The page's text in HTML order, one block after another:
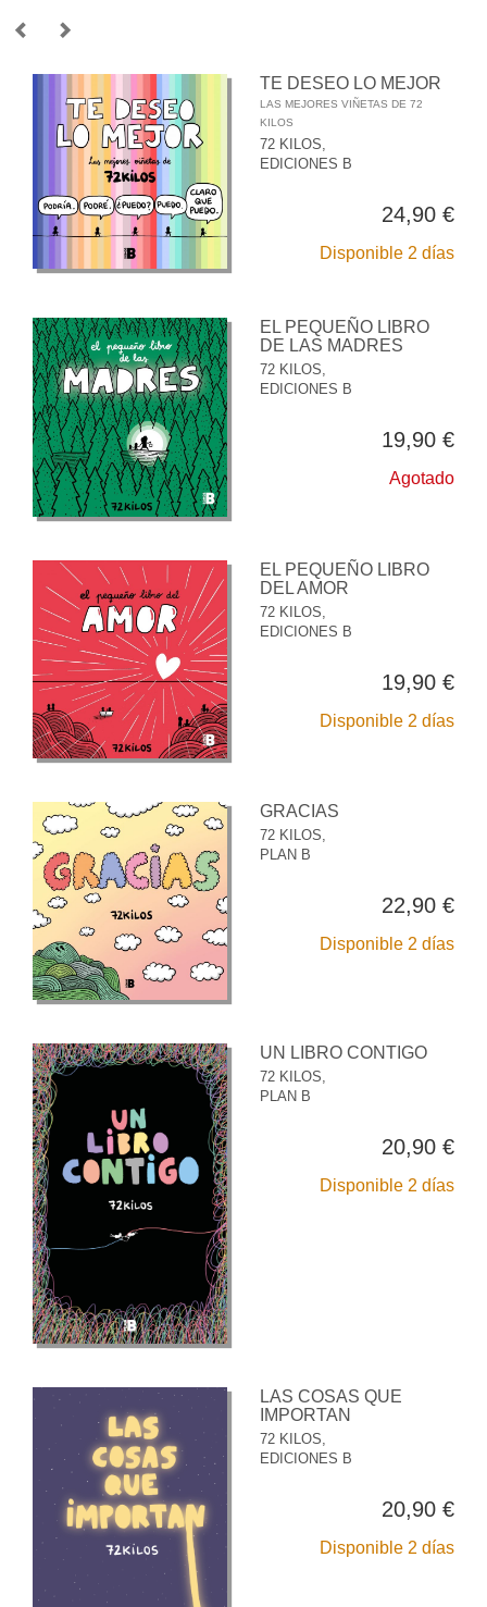
TE DESEO LO MEJOR
LAS MEJORES VIÑETAS DE 72
KILOS
72 KILOS,
EDICIONES B
24,90 €
Disponible 2 días
EL PEQUEÑO LIBRO
DE LAS MADRES
72 KILOS,
EDICIONES B
19,90 €
Agotado
EL PEQUEÑO LIBRO
DEL AMOR
72 KILOS,
EDICIONES B
19,90 €
Disponible 2 días
GRACIAS
72 KILOS,
PLAN B
22,90 €
Disponible 2 días
UN LIBRO CONTIGO
72 KILOS,
PLAN B
20,90 €
Disponible 2 días
LAS COSAS QUE
IMPORTAN
72 KILOS,
EDICIONES B
20,90 €
Disponible 2 días